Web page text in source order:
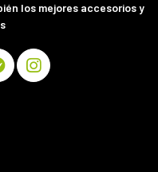
los mejores accesorios y